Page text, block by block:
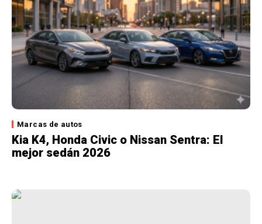
Marcas de autos
Kia K4, Honda Civic o Nissan Sentra: El
mejor sedán 2026